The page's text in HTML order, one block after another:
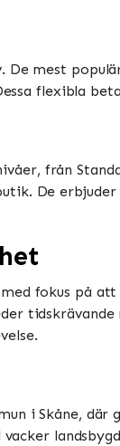
mest
flexibla
från
De
fokus på
i Skåne,